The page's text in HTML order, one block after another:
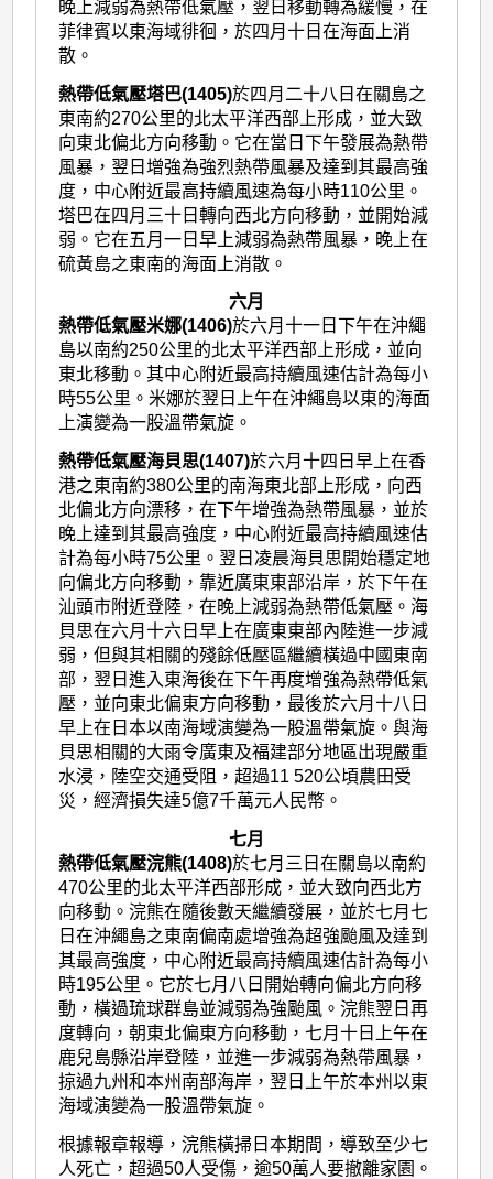
晚上減弱為熱帶低氣壓，翌日移動轉為緩慢，在
菲律賓以東海域徘徊，於四月十日在海面上消
散。
熱帶低氣壓塔巴(1405)於四月二十八日在關島之
東南約270公里的北太平洋西部上形成，並大致
向東北偏北方向移動。它在當日下午發展為熱帶
風暴，翌日增強為強烈熱帶風暴及達到其最高強
度，中心附近最高持續風速為每小時110公里。
塔巴在四月三十日轉向西北方向移動，並開始減
弱。它在五月一日早上減弱為熱帶風暴，晚上在
硫黃島之東南的海面上消散。
六月
熱帶低氣壓米娜(1406)於六月十一日下午在沖繩
島以南約250公里的北太平洋西部上形成，並向
東北移動。其中心附近最高持續風速估計為每小
時55公里。米娜於翌日上午在沖繩島以東的海面
上演變為一股溫帶氣旋。
熱帶低氣壓海貝思(1407)於六月十四日早上在香
港之東南約380公里的南海東北部上形成，向西
北偏北方向漂移，在下午增強為熱帶風暴，並於
晚上達到其最高強度，中心附近最高持續風速估
計為每小時75公里。翌日凌晨海貝思開始穩定地
向偏北方向移動，靠近廣東東部沿岸，於下午在
汕頭市附近登陸，在晚上減弱為熱帶低氣壓。海
貝思在六月十六日早上在廣東東部內陸進一步減
弱，但與其相關的殘餘低壓區繼續橫過中國東南
部，翌日進入東海後在下午再度增強為熱帶低氣
壓，並向東北偏東方向移動，最後於六月十八日
早上在日本以南海域演變為一股溫帶氣旋。與海
貝思相關的大雨令廣東及福建部分地區出現嚴重
水浸，陸空交通受阻，超過11 520公頃農田受
災，經濟損失達5億7千萬元人民幣。
七月
熱帶低氣壓浣熊(1408)於七月三日在關島以南約
470公里的北太平洋西部形成，並大致向西北方
向移動。浣熊在隨後數天繼續發展，並於七月七
日在沖繩島之東南偏南處增強為超強颱風及達到
其最高強度，中心附近最高持續風速估計為每小
時195公里。它於七月八日開始轉向偏北方向移
動，橫過琉球群島並減弱為強颱風。浣熊翌日再
度轉向，朝東北偏東方向移動，七月十日上午在
鹿兒島縣沿岸登陸，並進一步減弱為熱帶風暴，
掠過九州和本州南部海岸，翌日上午於本州以東
海域演變為一股溫帶氣旋。
根據報章報導，浣熊橫掃日本期間，導致至少七
人死亡，超過50人受傷，逾50萬人要撤離家園。